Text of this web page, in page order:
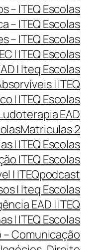
– ITEQ Escolas
– ITEQ Escolas
– ITEQ Escolas
| ITEQ Escolas
| Iteq Escolas
| ITEQ
| ITEQ Escolas
EAD
Matriculas 2
| ITEQ Escolas
ITEQ Escolas
| ITEQpodcast
| Iteq Escolas
EAD | ITEQ
| ITEQ Escolas
Comunicação